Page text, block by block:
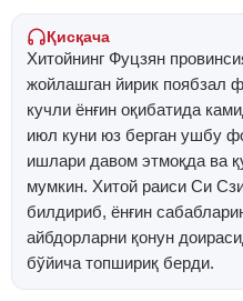
Қисқача
Хитойнинг Фуцзян
жойлашган йирик поябзал
кучли ёнғин оқибатида
июл куни юз берган ушбу
ишлари давом этмоқда ва
мумкин. Хитой раиси Си
билдириб, ёнғин
айбдорларни қонун
бўйича топшириқ берди.